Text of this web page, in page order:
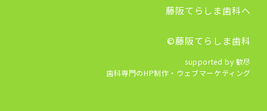
藤阪てらしま歯科へ
©藤阪てらしま歯科
supported by 歓尽
歯科専門のHP制作・ウェブマーケティング